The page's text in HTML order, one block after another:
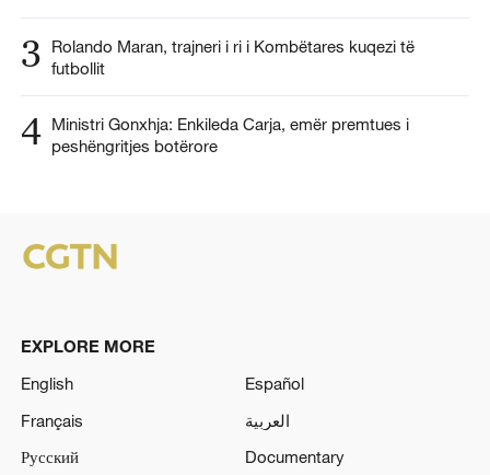
3
Rolando Maran, trajneri i ri i Kombëtares kuqezi të
futbollit
4 Ministri Gonxhja: Enkileda Carja, emër premtues i
peshëngritjes botërore
EXPLORE MORE
English
Español
Français
العربية
Русский
Documentary